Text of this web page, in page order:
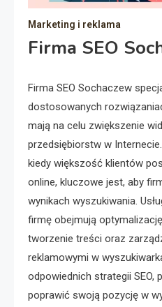
Marketing i reklama
Firma SEO
Firma SEO Sochaczew
dostosowanych
mają na celu zwiększenie
przedsiębiorstw w
kiedy większość klientów
online, kluczowe jest, aby
wynikach wyszukiwania.
firmę obejmują
tworzenie treści oraz
reklamowymi w
odpowiednich strategii SEO,
poprawić swoją pozycję w